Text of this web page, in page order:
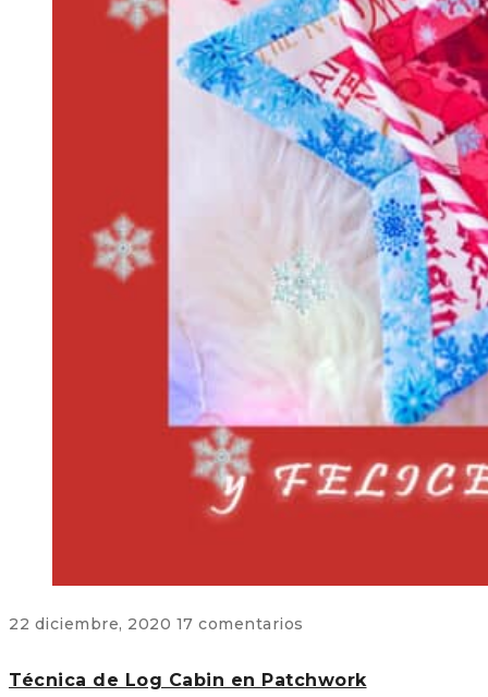
22 diciembre, 2020 17 comentarios
Técnica de Log Cabin en Patchwork